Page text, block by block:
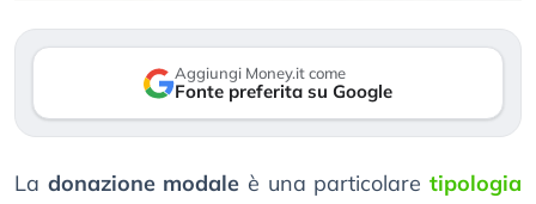
Aggiungi Money.it come
Fonte preferita su Google
La donazione modale è una particolaretipologia